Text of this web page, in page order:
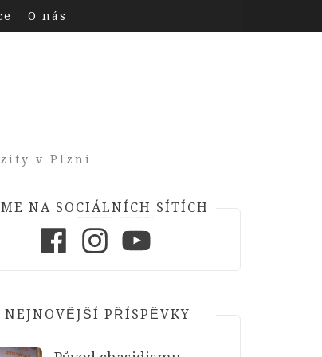
O nás
v Plzni
NA SOCIÁLNÍCH SÍTÍCH
NEJNOVĚJŠÍ PŘÍSPĚVKY